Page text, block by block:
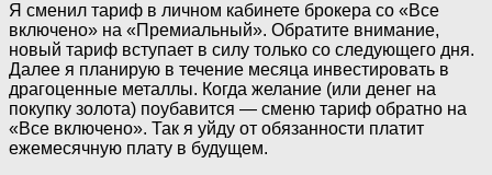
Я сменил тариф в личном кабинете брокера со «Все
включено» на «Премиальный». Обратите внимание,
новый тариф вступает в силу только со следующего дня.
Далее я планирую в течение месяца инвестировать в
драгоценные металлы. Когда желание (или денег на
покупку золота) поубавится — сменю тариф обратно на
«Все включено». Так я уйду от обязанности платит
ежемесячную плату в будущем.